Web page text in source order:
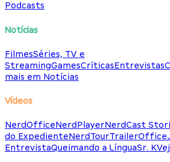
Podcasts
Notícias
FilmesSéries, TV e
StreamingGamesCríticasEntrevistas
mais em Notícias
Vídeos
NerdOfficeNerdPlayerNerdCast
do ExpedienteNerdTourTrailerOffice
EntrevistaQueimando a LínguaSr. K